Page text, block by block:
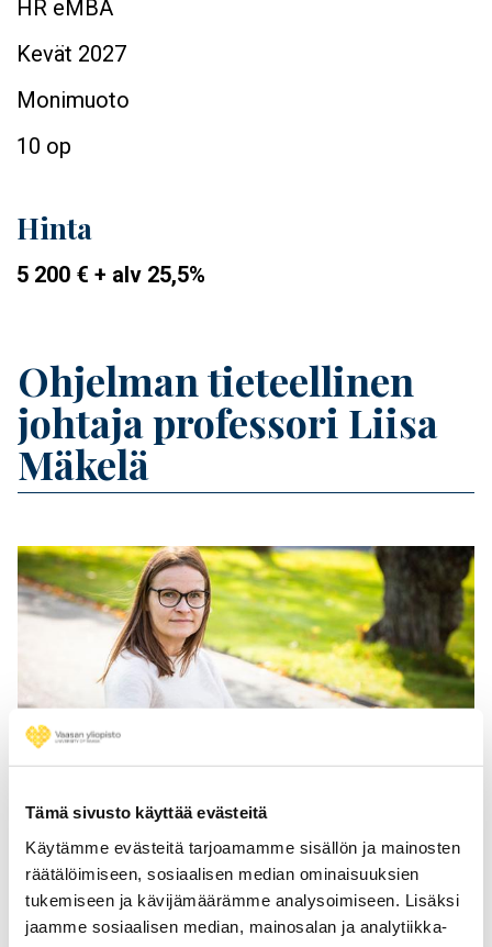
Tämä sivusto käyttää evästeitä
Käytämme evästeitä tarjoamamme sisällön ja mainosten
räätälöimiseen, sosiaalisen median ominaisuuksien
tukemiseen ja kävijämäärämme analysoimiseen. Lisäksi
jaamme sosiaalisen median, mainosalan ja analytiikka-
HR eMBA
Kevät 2027
Monimuoto
10 op
Hinta
5 200 € + alv 25,5%
Banner
Title
Ohjelman tieteellinen
johtaja professori Liisa
Mäkelä
Feature image
Banner
target
Yhteystiedot